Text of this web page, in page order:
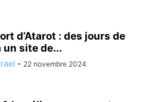
d’Atarot : des jours de
un site de...
- 22 novembre 2024